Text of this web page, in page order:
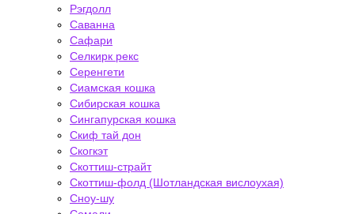
Рэгдолл
Саванна
Сафари
Селкирк рекс
Серенгети
Сиамская кошка
Сибирская кошка
Сингапурская кошка
Скиф тай дон
Скогкэт
Скоттиш-страйт
Скоттиш-фолд (Шотландская вислоухая)
Сноу-шу